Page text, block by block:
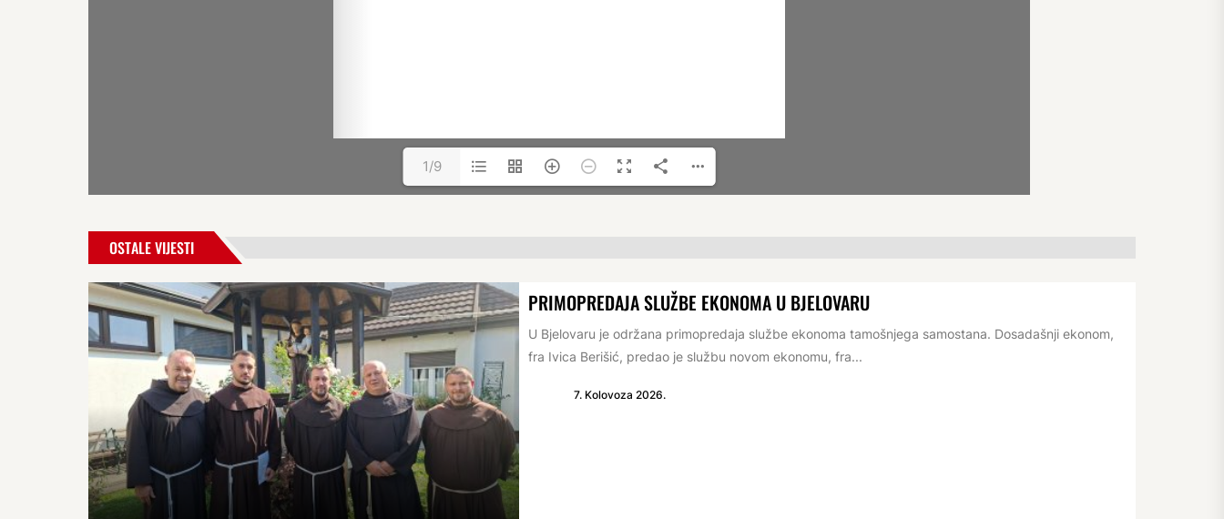
1/9
OSTALE VIJESTI
PRIMOPREDAJA SLUŽBE EKONOMA U BJELOVARU
U Bjelovaru je održana primopredaja službe ekonoma tamošnjega samostana. Dosadašnji ekonom,
fra Ivica Berišić, predao je službu novom ekonomu, fra...
7. Kolovoza 2026.